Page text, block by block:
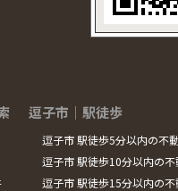
逗子市｜駅徒歩
逗子市 駅徒歩5分以内の不
逗子市 駅徒歩10分以内の不
逗子市 駅徒歩15分以内の不